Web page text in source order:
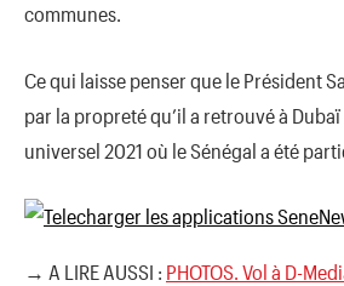
communes.
Ce qui laisse penser que le Président
par la propreté qu’il a retrouvé à Dubaï
universel 2021 où le Sénégal a été
→ A LIRE AUSSI : PHOTOS. Vol à D-